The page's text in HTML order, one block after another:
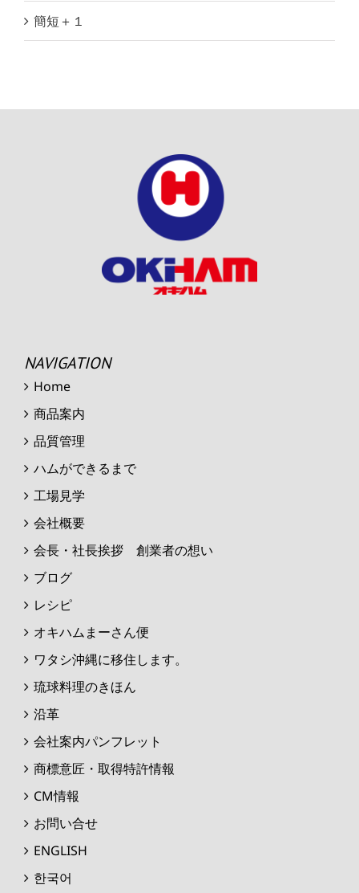
簡短＋１
NAVIGATION
Home
商品案内
品質管理
ハムができるまで
工場見学
会社概要
会長・社長挨拶 創業者の想い
ブログ
レシピ
オキハムまーさん便
ワタシ沖縄に移住します。
琉球料理のきほん
沿革
会社案内パンフレット
商標意匠・取得特許情報
CM情報
お問い合せ
ENGLISH
한국어